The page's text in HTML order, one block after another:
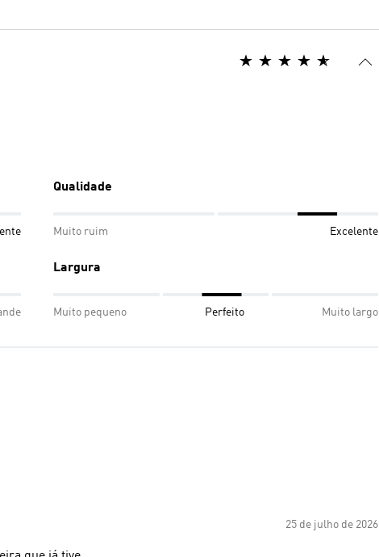
Qualidade
Muito ruim Excelente
Largura
Muito pequeno Perfeito Muito largo
25 de julho de 2026